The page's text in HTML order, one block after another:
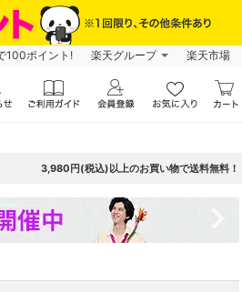
100ポイント! 楽天グループ 楽天市場
3,980円(税込)以上のお買い物で送料無料！